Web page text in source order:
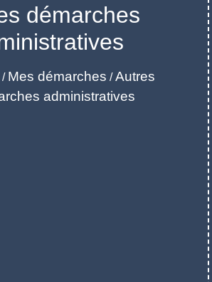
démarches
/ Mes démarches /Autres
administratives